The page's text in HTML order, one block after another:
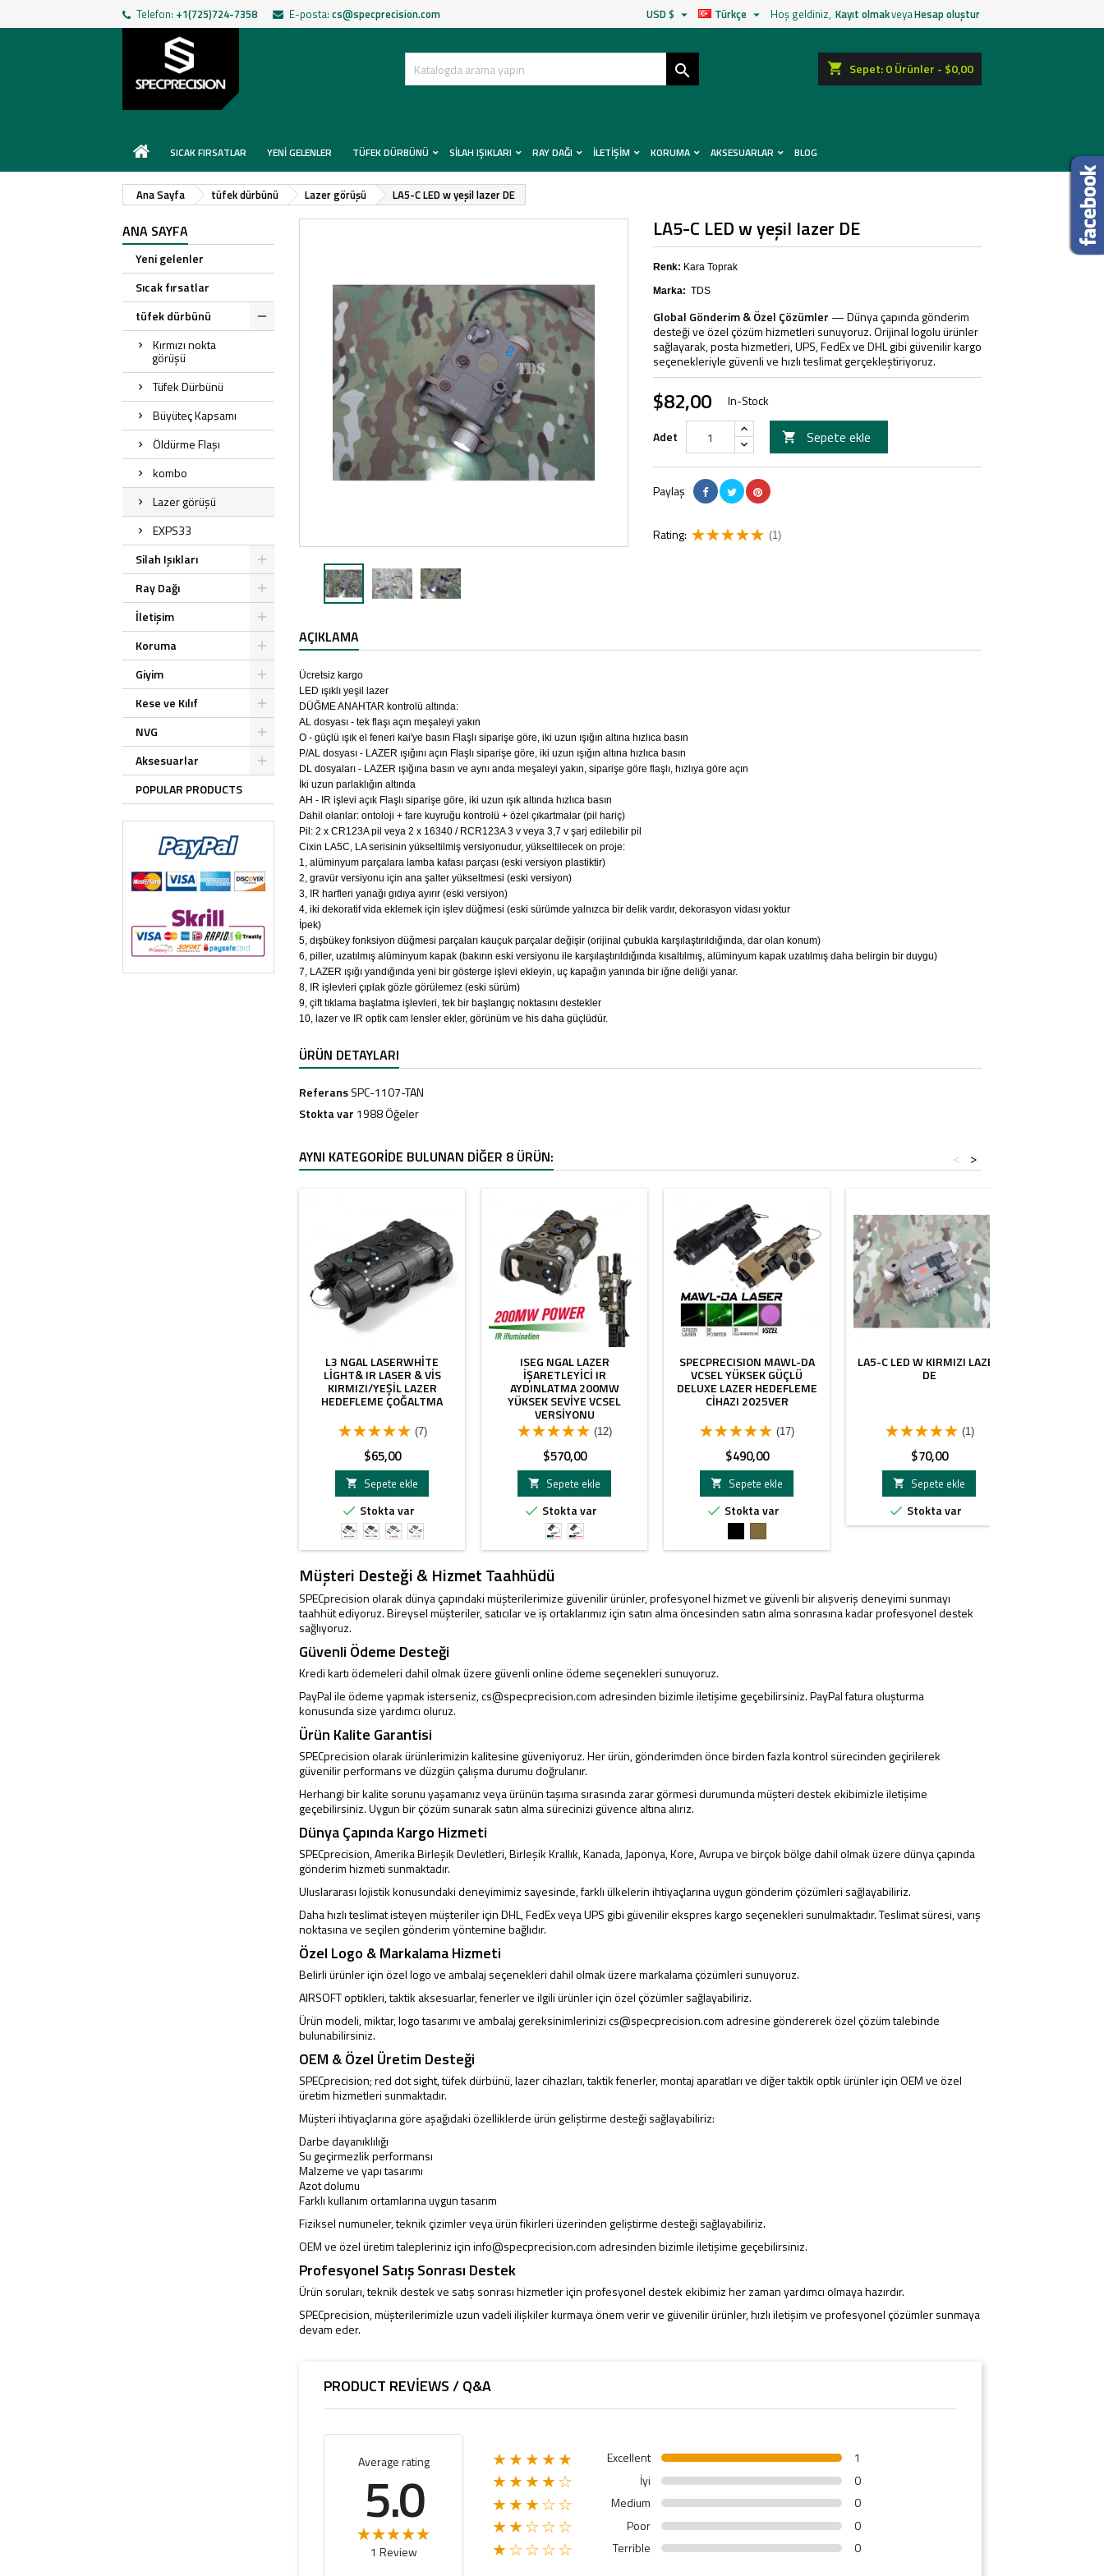
Telefon: +1(725)724-7358 E-posta: cs@specprecision.com Hoş geldiniz, Kayıt olmakveyaHesap oluştur
Türkçe 
USD $ 
shopping_cart Sepet: 0Ürünler - $0,00

SICAK FIRSATLAR YENI GELENLER TÜFEK DÜRBÜNÜ SILAH IŞIKLARI RAY DAĞI İLETIŞIM KORUMA AKSESUARLAR BLOG
Ana Sayfa tüfek dürbünü Lazer görüşü LA5-C LED w yeşil lazer DE
ANA SAYFA
Yeni gelenler
Sıcak fırsatlar
tüfek dürbünü
Kırmızı nokta
görüşü
Tüfek Dürbünü
Büyüteç Kapsamı
Öldürme Flaşı
kombo
Lazer görüşü
EXPS33
Silah Işıkları
Ray Dağı
İletişim
Koruma
Giyim
Kese ve Kılıf
NVG
Aksesuarlar
POPULAR PRODUCTS
LA5-C LED w yeşil lazer DE
Renk: Kara Toprak
Marka: TDS
Global Gönderim & Özel Çözümler — Dünya çapında gönderim
desteği ve özel çözüm hizmetleri sunuyoruz. Orijinal logolu ürünler
sağlayarak, posta hizmetleri, UPS, FedEx ve DHL gibi güvenilir kargo
seçenekleriyle güvenli ve hızlı teslimat gerçekleştiriyoruz.
$82,00 In-Stock
Adet  Sepete ekle
Paylaş
Rating: (1)
AÇIKLAMA
Ücretsiz kargo
LED ışıklı yeşil lazer
DÜĞME ANAHTAR kontrolü altında:
AL dosyası - tek flaşı açın meşaleyi yakın
O - güçlü ışık el feneri kai'ye basın Flaşlı siparişe göre, iki uzun ışığın altına hızlıca basın
P/AL dosyası - LAZER ışığını açın Flaşlı siparişe göre, iki uzun ışığın altına hızlıca basın
DL dosyaları - LAZER ışığına basın ve aynı anda meşaleyi yakın, siparişe göre flaşlı, hızlıya göre açın
İki uzun parlaklığın altında
AH - IR işlevi açık Flaşlı siparişe göre, iki uzun ışık altında hızlıca basın
Dahil olanlar: ontoloji + fare kuyruğu kontrolü + özel çıkartmalar (pil hariç)
Pil: 2 x CR123A pil veya 2 x 16340 / RCR123A 3 v veya 3,7 v şarj edilebilir pil
Cixin LA5C, LA serisinin yükseltilmiş versiyonudur, yükseltilecek on proje:
1, alüminyum parçalara lamba kafası parçası (eski versiyon plastiktir)
2, gravür versiyonu için ana şalter yükseltmesi (eski versiyon)
3, IR harfleri yanağı gıdıya ayırır (eski versiyon)
4, iki dekoratif vida eklemek için işlev düğmesi (eski sürümde yalnızca bir delik vardır, dekorasyon vidası yoktur
İpek)
5, dışbükey fonksiyon düğmesi parçaları kauçuk parçalar değişir (orijinal çubukla karşılaştırıldığında, dar olan konum)
6, piller, uzatılmış alüminyum kapak (bakırın eski versiyonu ile karşılaştırıldığında kısaltılmış, alüminyum kapak uzatılmış daha belirgin bir duygu)
7, LAZER ışığı yandığında yeni bir gösterge işlevi ekleyin, uç kapağın yanında bir iğne deliği yanar.
8, IR işlevleri çıplak gözle görülemez (eski sürüm)
9, çift tıklama başlatma işlevleri, tek bir başlangıç noktasını destekler
10, lazer ve IR optik cam lensler ekler, görünüm ve his daha güçlüdür.
ÜRÜN DETAYLARI
ReferansSPC-1107-TAN
Stokta var 1988 Öğeler
AYNI KATEGORIDE BULUNAN DIĞER 8 ÜRÜN: >
<
L3 NGAL LASERWHITE
LIGHT& IR LASER & VIS
KIRMIZI/YEŞIL LAZER
HEDEFLEME ÇOĞALTMA
(7)
Fiyat
$65,00

Sepete ekle
 Stokta var
Siyah
Kırmızı
Siyah
Yeşil
FDE
Kırmızı
FDE
Yeşil
ISEG NGAL LAZER
İŞARETLEYICI IR
AYDINLATMA 200MW
YÜKSEK SEVIYE VCSEL
VERSIYONU
(12)
Fiyat
$570,00

Sepete ekle
 Stokta var
TAN
Vis
Laser
TAN
Green
SPECPRECISION MAWL-DA
VCSEL YÜKSEK GÜÇLÜ
DELUXE LAZER HEDEFLEME
CIHAZI 2025VER
(17)
Fiyat
$490,00

Sepete ekle
 Stokta var
LA5-C LED W KIRMIZI LAZER
DE
(1)
Fiyat
$70,00

Sepete ekle
 Stokta var
Müşteri Desteği & Hizmet Taahhüdü
SPECprecision olarak dünya çapındaki müşterilerimize güvenilir ürünler, profesyonel hizmet ve güvenli bir alışveriş deneyimi sunmayı
taahhüt ediyoruz. Bireysel müşteriler, satıcılar ve iş ortaklarımız için satın alma öncesinden satın alma sonrasına kadar profesyonel destek
sağlıyoruz.
Güvenli Ödeme Desteği
Kredi kartı ödemeleri dahil olmak üzere güvenli online ödeme seçenekleri sunuyoruz.
PayPal ile ödeme yapmak isterseniz,cs@specprecision.com adresinden bizimle iletişime geçebilirsiniz. PayPal fatura oluşturma
konusunda size yardımcı oluruz.
Ürün Kalite Garantisi
SPECprecision olarak ürünlerimizin kalitesine güveniyoruz. Her ürün, gönderimden önce birden fazla kontrol sürecinden geçirilerek
güvenilir performans ve düzgün çalışma durumu doğrulanır.
Herhangi bir kalite sorunu yaşamanız veya ürünün taşıma sırasında zarar görmesi durumunda müşteri destek ekibimizle iletişime
geçebilirsiniz. Uygun bir çözüm sunarak satın alma sürecinizi güvence altına alırız.
Dünya Çapında Kargo Hizmeti
SPECprecision, Amerika Birleşik Devletleri, Birleşik Krallık, Kanada, Japonya, Kore, Avrupa ve birçok bölge dahil olmak üzere dünya çapında
gönderim hizmeti sunmaktadır.
Uluslararası lojistik konusundaki deneyimimiz sayesinde, farklı ülkelerin ihtiyaçlarına uygun gönderim çözümleri sağlayabiliriz.
Daha hızlı teslimat isteyen müşteriler için DHL, FedEx veya UPS gibi güvenilir ekspres kargo seçenekleri sunulmaktadır. Teslimat süresi, varış
noktasına ve seçilen gönderim yöntemine bağlıdır.
Özel Logo & Markalama Hizmeti
Belirli ürünler için özel logo ve ambalaj seçenekleri dahil olmak üzere markalama çözümleri sunuyoruz.
AIRSOFT optikleri, taktik aksesuarlar, fenerler ve ilgili ürünler için özel çözümler sağlayabiliriz.
Ürün modeli, miktar, logo tasarımı ve ambalaj gereksinimlerinizics@specprecision.com adresine göndererek özel çözüm talebinde
bulunabilirsiniz.
OEM & Özel Üretim Desteği
SPECprecision; red dot sight, tüfek dürbünü, lazer cihazları, taktik fenerler, montaj aparatları ve diğer taktik optik ürünler için OEM ve özel
üretim hizmetleri sunmaktadır.
Müşteri ihtiyaçlarına göre aşağıdaki özelliklerde ürün geliştirme desteği sağlayabiliriz:
Darbe dayanıklılığı
Su geçirmezlik performansı
Malzeme ve yapı tasarımı
Azot dolumu
Farklı kullanım ortamlarına uygun tasarım
Fiziksel numuneler, teknik çizimler veya ürün fikirleri üzerinden geliştirme desteği sağlayabiliriz.
OEM ve özel üretim talepleriniz içininfo@specprecision.com adresinden bizimle iletişime geçebilirsiniz.
Profesyonel Satış Sonrası Destek
Ürün soruları, teknik destek ve satış sonrası hizmetler için profesyonel destek ekibimiz her zaman yardımcı olmaya hazırdır.
SPECprecision, müşterilerimizle uzun vadeli ilişkiler kurmaya önem verir ve güvenilir ürünler, hızlı iletişim ve profesyonel çözümler sunmaya
devam eder.
PRODUCT REVIEWS / Q&A
Average rating
5.0
1 Review
★★★★★ Excellent 1
★★★★☆ İyi 0
★★★☆☆ Medium 0
★★☆☆☆ Poor 0
★☆☆☆☆ Terrible 0